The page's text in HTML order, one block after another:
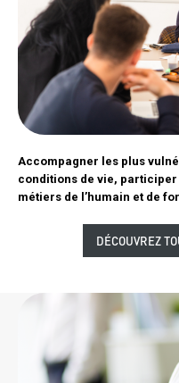
Texte
bloc
1
Accompagner les plus
conditions de vie,
métiers de l’humain et de
DÉCOUVREZ